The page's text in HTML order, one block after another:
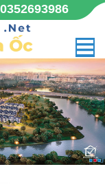
0352693986